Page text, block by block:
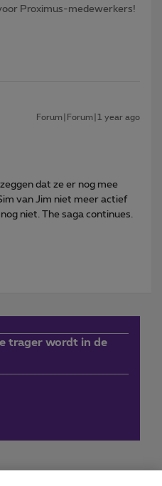
Proximus-medewerkers!
Forum|Forum|1 year ago
dat ze er nog mee
van Jim niet meer actief
niet. The saga continues.
trager wordt in de